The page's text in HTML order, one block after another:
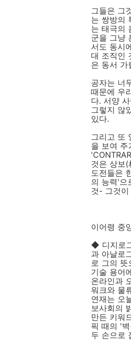
그들은 그
는 쌍방의
는 태극의
군을 그냥
서도 동시
대 조직인
은 동서 가
공자는 너
때문에 우
다. 서양
그렇지 않
있다.
그리고 또
을 보여 주
것은 상보(
도전들은
의 능력'으
것- 그것
이어령 중
◆ 디지로
과 아날로
로 그의 뜻
기술 용어
온라인과
워크와 물
연재는 오
보사회의
만든 키워
픽 때의 '
두 손으로